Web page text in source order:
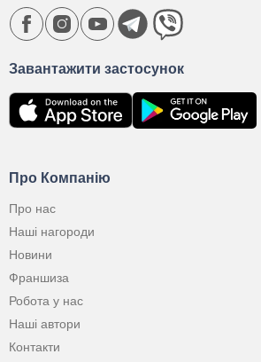
Про Компанію
Про нас
Наші нагороди
Новини
Франшиза
Робота у нас
Наші автори
Контакти
Завантажити застосунок